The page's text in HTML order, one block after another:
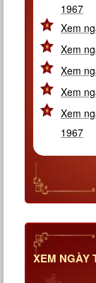
1967
Xem
Xem
Xem
Xem
Xem
1967
XEM NGÀY